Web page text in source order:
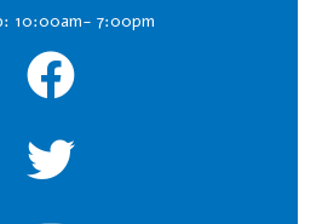
10:00am- 7:00pm